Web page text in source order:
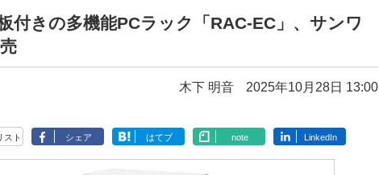
付きの多機能PCラック「RAC-EC」、サンワ
木下 明音 2025年10月28日 13:00
スト シェア はてブ note LinkedIn